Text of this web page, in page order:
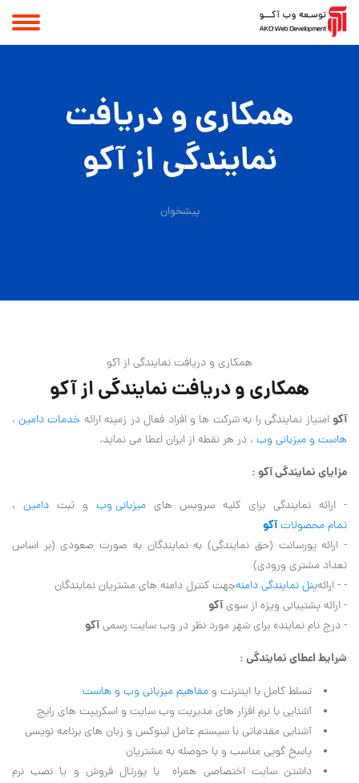
همکاری و دریافت
نمایندگی از آکو
پیشخوان
همکاری و دریافت نمایندگی از آکو
همکاری و دریافت نمایندگی از آکو
آکوامتیاز نمایندگی را به شرکت ها و افراد فعال در زمینه ارائه خدمات دامین،
هاست و میزبانی وب ، در هر نقطه از ایران اعطا می نماید.
مزایای نمایندگیآکو:
- ارائه نمایندگی برای کلیه سرویس هایمیزبانی وب و ثبتدامین ،
تمام محصولاتآکو
- ارائه پورسانت (حق نمایندگی) به نمایندگان به صورت صعودی (بر اساس
تعداد مشتری ورودی)
- - ارائهپنل نمایندگی دامنهجهت کنترل دامنه های مشتریان نمایندگان
- ارائه پشتیبانی ویژه از سویآکو
- درج نام نماینده برای شهر مورد نظر در وب سایت رسمیآکو
شرایط اعطای نمایندگی :
تسلط کامل با اینترنت و مفاهیم میزبانی وب و هاست
آشنایی با نرم افزار های مدیریت وب سایت و اسکریپت های رایج
آشنایی مقدماتی با سیستم عامل لینوکس و زبان های برنامه نویسی
پاسخ گویی مناسب و با حوصله به مشتریان
داشتن سایت اختصاصی همراه با پورتال فروش و یا نصب نرم